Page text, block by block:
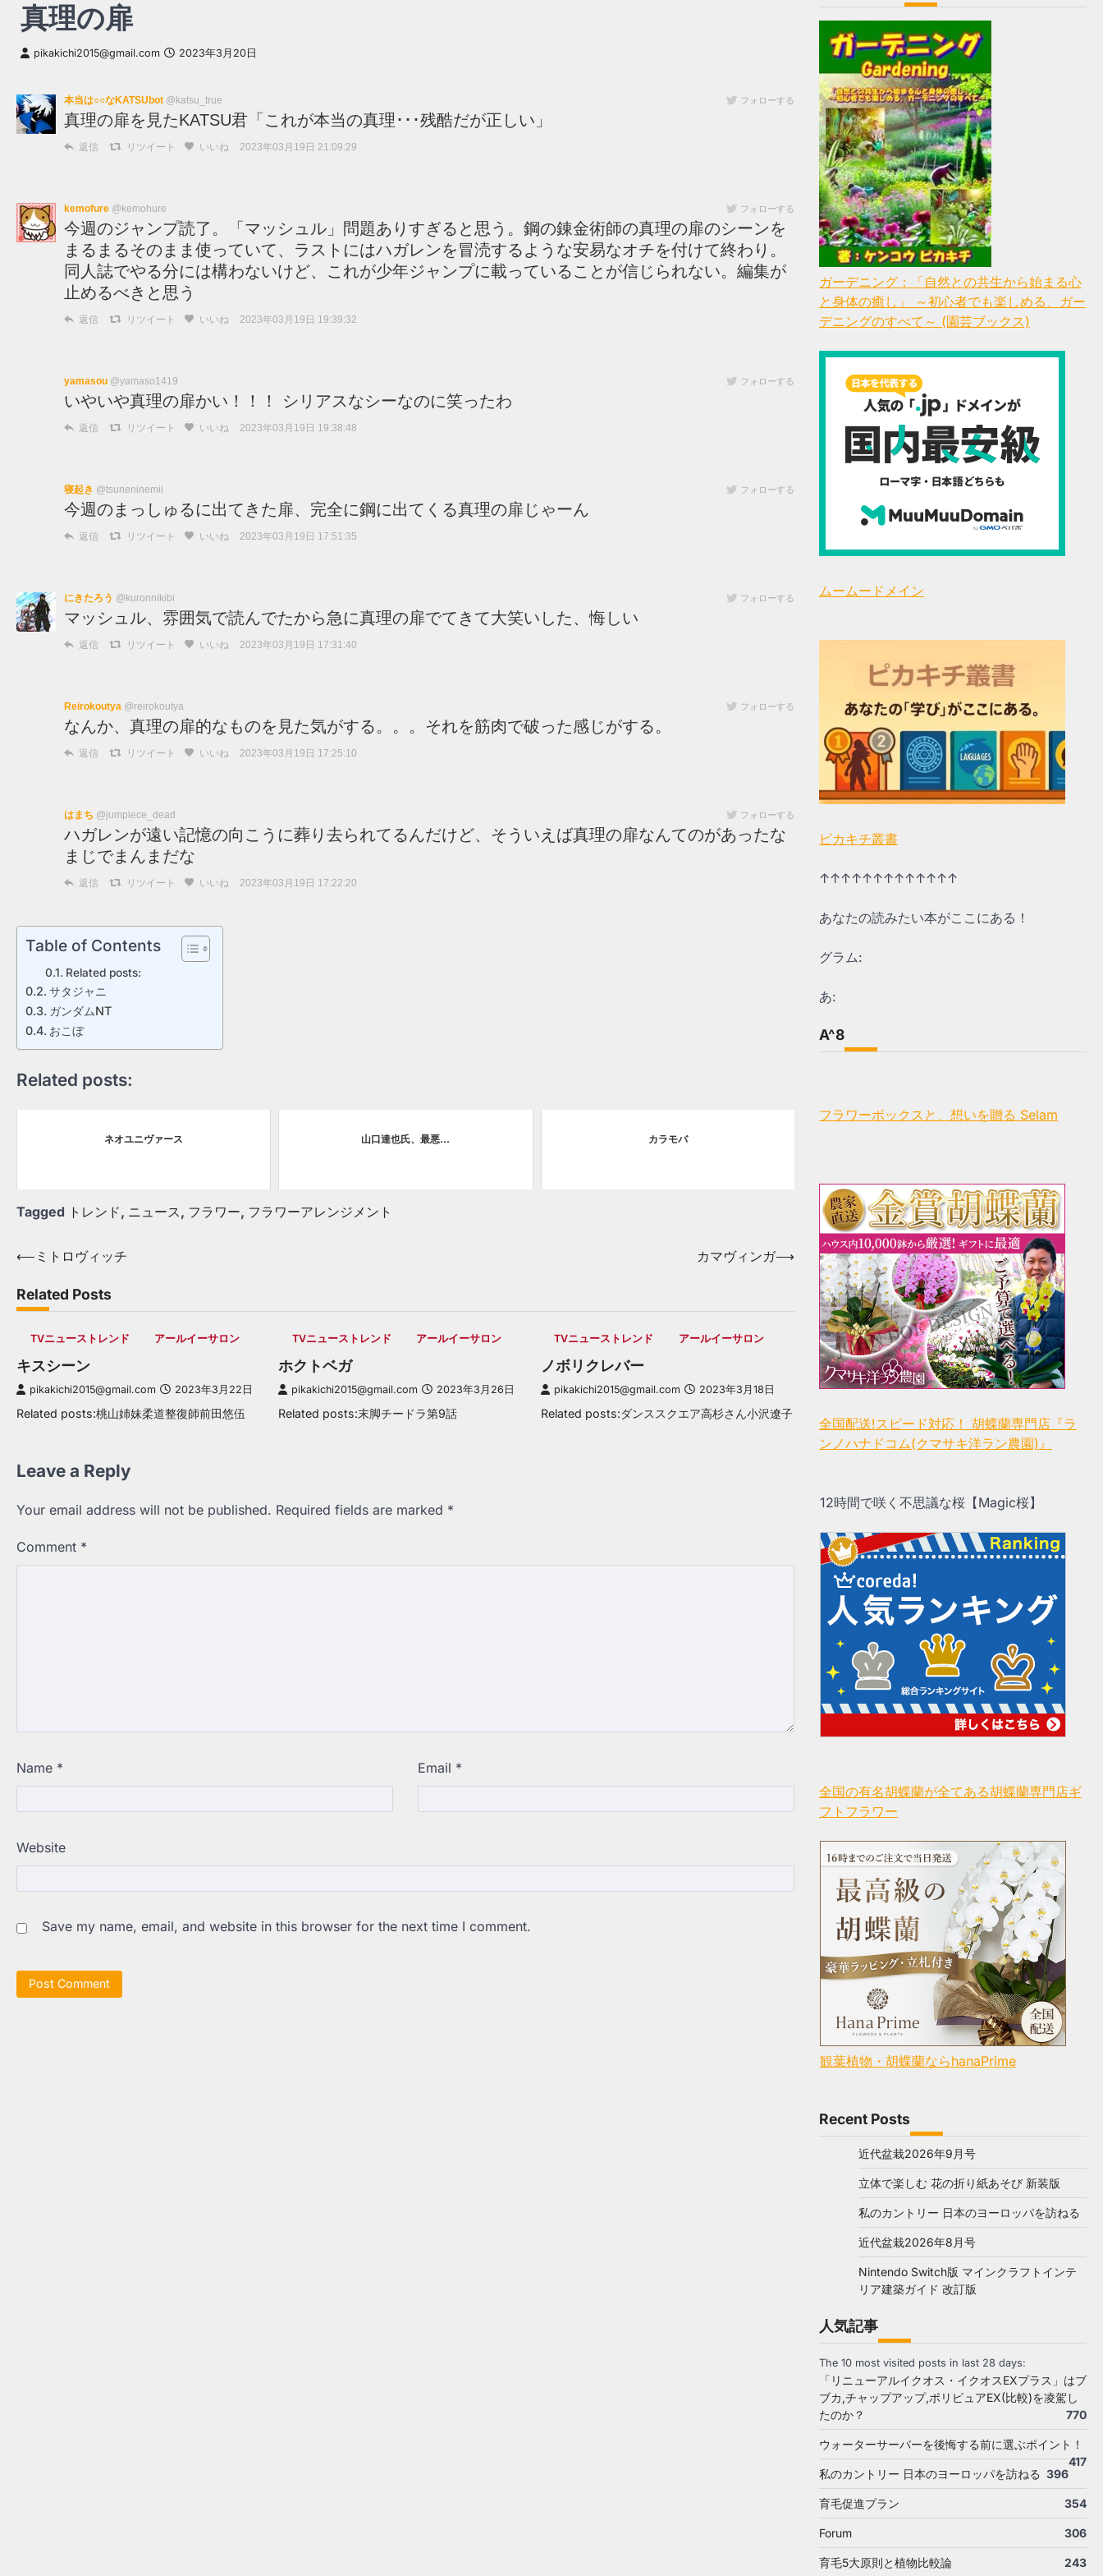
真理の扉
pikakichi2015@gmail.com 2023年3月20日
本当は○○なKATSUbot @katsu_true フォローする
真理の扉を見たKATSU君「これが本当の真理･･･残酷だが正しい」
返信 リツイート いいね 2023年03月19日 21:09:29
kemofure @kemohure フォローする
今週のジャンプ読了。「マッシュル」問題ありすぎると思う。鋼の錬金術師の真理の扉のシーンを
まるまるそのまま使っていて、ラストにはハガレンを冒涜するような安易なオチを付けて終わり。
同人誌でやる分には構わないけど、これが少年ジャンプに載っていることが信じられない。編集が
止めるべきと思う
返信 リツイート いいね 2023年03月19日 19:39:32
yamasou @yamaso1419 フォローする
いやいや真理の扉かい！！！ シリアスなシーなのに笑ったわ
返信 リツイート いいね 2023年03月19日 19:38:48
寝起き @tsuneninemii フォローする
今週のまっしゅるに出てきた扉、完全に鋼に出てくる真理の扉じゃーん
返信 リツイート いいね 2023年03月19日 17:51:35
にきたろう @kuronnikibi フォローする
マッシュル、雰囲気で読んでたから急に真理の扉でてきて大笑いした、悔しい
返信 リツイート いいね 2023年03月19日 17:31:40
Reirokoutya @reirokoutya フォローする
なんか、真理の扉的なものを見た気がする。。。それを筋肉で破った感じがする。
返信 リツイート いいね 2023年03月19日 17:25:10
はまち @jumpiece_dead フォローする
ハガレンが遠い記憶の向こうに葬り去られてるんだけど、そういえば真理の扉なんてのがあったな
まじでまんまだな
返信 リツイート いいね 2023年03月19日 17:22:20
Table of Contents
Related posts:
サタジャニ
ガンダムNT
おこぼ
Related posts:
ネオユニヴァース 山口達也氏、最悪… カラモバ
Tagged トレンド, ニュース, フラワー, フラワーアレンジメント
Post
⟵ ミトロヴィッチ カマヴィンガ⟶
Related Posts
TVニューストレンド アールイーサロン
キスシーン
pikakichi2015@gmail.com 2023年3月22日
Related posts:桃山姉妹柔道整復師前田悠伍
TVニューストレンド アールイーサロン
ホクトベガ
pikakichi2015@gmail.com 2023年3月26日
Related posts:末脚チードラ第9話
TVニューストレンド アールイーサロン
ノボリクレバー
pikakichi2015@gmail.com 2023年3月18日
Related posts:ダンススクエア高杉さん小沢遼子
Leave a Reply
Your email address will not be published. Required fields are marked *
Comment *
Name * Email *
Website
Save my name, email, and website in this browser for the next time I comment.
ガーデニング：「自然との共生から始まる心
と身体の癒し」 ～初心者でも楽しめる、ガー
デニングのすべて～ (園芸ブックス)
ムームードメイン
ピカキチ叢書
↑↑↑↑↑↑↑↑↑↑↑↑↑
あなたの読みたい本がここにある！
グラム:
あ:
A^8
フラワーボックスと、想いを贈る Selam
全国配送!スピード対応！ 胡蝶蘭専門店『ラ
ンノハナドコム(クマサキ洋ラン農園)』
12時間で咲く不思議な桜【Magic桜】
全国の有名胡蝶蘭が全てある胡蝶蘭専門店ギ
フトフラワー
観葉植物・胡蝶蘭ならhanaPrime
Recent Posts
近代盆栽2026年9月号
立体で楽しむ 花の折り紙あそび 新装版
私のカントリー 日本のヨーロッパを訪ねる
近代盆栽2026年8月号
Nintendo Switch版 マインクラフトインテ
リア建築ガイド 改訂版
人気記事
The 10 most visited posts in last 28 days:
「リニューアルイクオス・イクオスEXプラス」はブ
ブカ,チャップアップ,ポリピュアEX(比較)を凌駕し
たのか？
770
ウォーターサーバーを後悔する前に選ぶポイント！
417
私のカントリー 日本のヨーロッパを訪ねる 396
育毛促進プラン 354
Forum 306
育毛5大原則と植物比較論 243